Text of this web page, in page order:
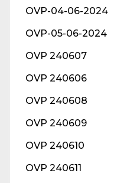
OVP-04-06-2024
OVP-05-06-2024
OVP 240607
OVP 240606
OVP 240608
OVP 240609
OVP 240610
OVP 240611